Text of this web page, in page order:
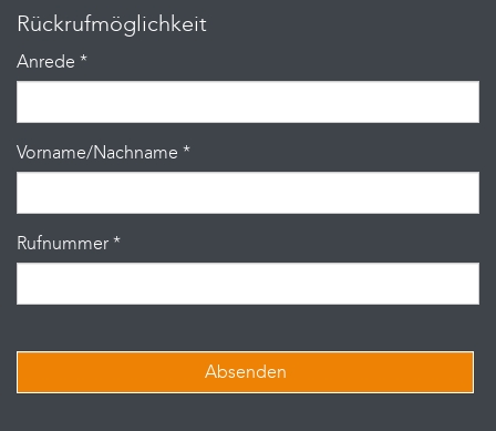
Rückrufmöglichkeit
Anrede *
Vorname/Nachname *
Rufnummer *
Absenden